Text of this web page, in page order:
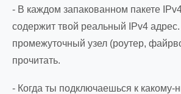
- В каждом запакованном пакете
содержит твой реальный IPv4
промежуточный узел (роутер,
прочитать.
- Когда ты подключаешься к какому-